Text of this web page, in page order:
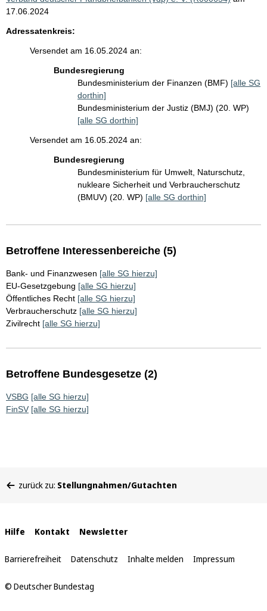
17.06.2024
Adressatenkreis:
Versendet am 16.05.2024 an:
Bundesregierung
Bundesministerium der Finanzen (BMF) [alle SG
dorthin]
Bundesministerium der Justiz (BMJ) (20. WP)
[alle SG dorthin]
Versendet am 16.05.2024 an:
Bundesregierung
Bundesministerium für Umwelt, Naturschutz,
nukleare Sicherheit und Verbraucherschutz
(BMUV) (20. WP) [alle SG dorthin]
Betroffene Interessenbereiche (5)
Bank- und Finanzwesen [alle SG hierzu]
EU-Gesetzgebung [alle SG hierzu]
Öffentliches Recht [alle SG hierzu]
Verbraucherschutz [alle SG hierzu]
Zivilrecht [alle SG hierzu]
Betroffene Bundesgesetze (2)
VSBG [alle SG hierzu]
FinSV [alle SG hierzu]
befinden
zurück zu: Stellungnahmen/Gutachten
Interne
Links
Hilfe Kontakt Newsletter
Barrierefreiheit Datenschutz Inhalte melden Impressum
© Deutscher Bundestag